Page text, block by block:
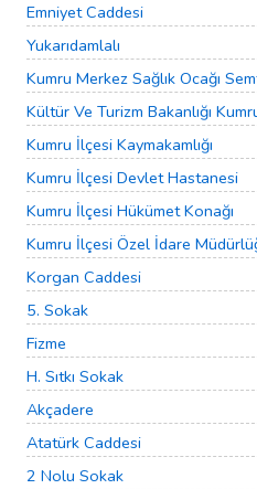
Emniyet Caddesi
Yukarıdamlalı
Kumru Merkez Sağlık Ocağı
Kültür Ve Turizm Bakanlığı
Kumru İlçesi Kaymakamlığı
Kumru İlçesi Devlet Hastanesi
Kumru İlçesi Hükümet Konağı
Kumru İlçesi Özel İdare
Korgan Caddesi
5. Sokak
Fizme
H. Sıtkı Sokak
Akçadere
Atatürk Caddesi
2 Nolu Sokak